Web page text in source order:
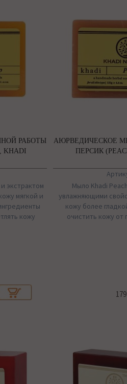
РАБОТЫ
KHADI
экстрактом
мягкой и
кожу
АЮРВЕДИЧЕСКОЕ
ПЕРСИК
Мыло Khadi
увлажняющими
кожу более
очистить кожу от